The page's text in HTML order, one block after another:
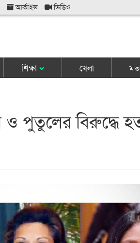
আর্কাইভ ভিডিও
শিক্ষা খেলা
ও পুতুলের বিরুদ্ধে